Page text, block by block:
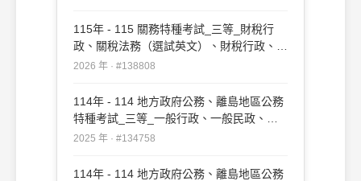
115年 - 115 關務特種考試_三等_財稅行
政、關稅法務（選試英文）、財稅行政、關
稅法務（選試日文）：行政法#138808
2026 年 · #138808
114年 - 114 地方政府公務、離島地區公務
特種考試_三等_一般行政、一般民政、戶
政、原住民族行政、社會行政、勞工行政、
政、農業行政：行政法#134758
2025 年 · #134758
114年 - 114 地方政府公務、離島地區公務